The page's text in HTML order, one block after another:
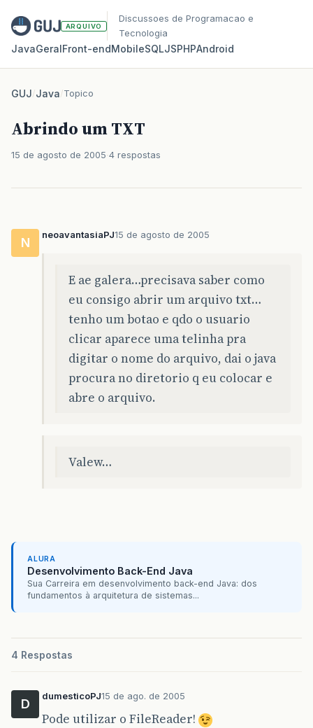
ARQUIVO
Discussoes de Programacao e
Tecnologia
JavaGeralFront‑endMobileSQLJSPHPAndroid
GUJ/Java/Topico
Abrindo um TXT
15 de agosto de 2005 4 respostas
N
neoavantasiaPJ15 de agosto de 2005
E ae galera…precisava saber como
eu consigo abrir um arquivo txt…
tenho um botao e qdo o usuario
clicar aparece uma telinha pra
digitar o nome do arquivo, dai o java
procura no diretorio q eu colocar e
abre o arquivo.
Valew…
ALURA
Desenvolvimento Back-End Java
Sua Carreira em desenvolvimento back-end Java: dos
fundamentos à arquitetura de sistemas...
4 Respostas
D
dumesticoPJ15 de ago. de 2005
Pode utilizar o FileReader!